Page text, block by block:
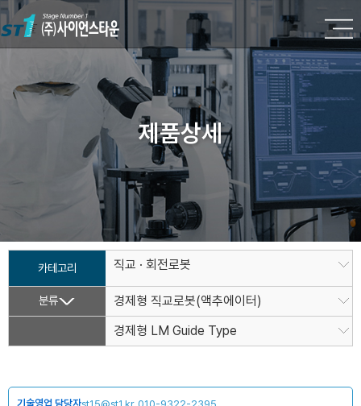
제품상세
카테고리 직교 · 회전로봇
분류
경제형 직교로봇(액추에이터)
경제형 LM Guide Type
기술영업 담당자